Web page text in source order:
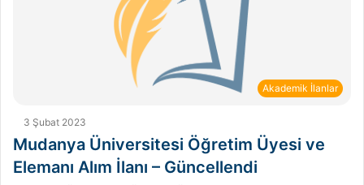
Akademik İlanlar
3 Şubat 2023
Mudanya Üniversitesi Öğretim Üyesi ve
Elemanı Alım İlanı – Güncellendi